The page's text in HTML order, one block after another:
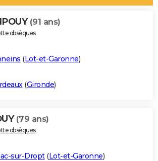
(91 ans)
obsèques
(Lot-et-Garonne)
(Gironde)
(79 ans)
obsèques
sur-Dropt(Lot-et-Garonne)